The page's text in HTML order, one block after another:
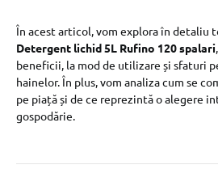
În acest articol, vom explora în detaliu
Detergent lichid 5L Rufino 120 spalari
beneficii, la mod de utilizare și sfaturi
hainelor. În plus, vom analiza cum se
pe piață și de ce reprezintă o alegere
gospodărie.